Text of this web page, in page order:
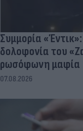
Συμμορία
δολοφονία του
ρωσόφωνη μαφία
07.08.2026